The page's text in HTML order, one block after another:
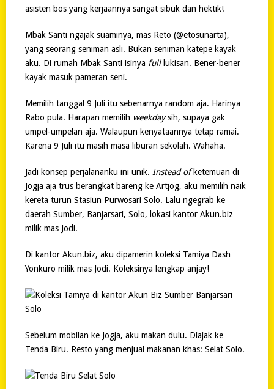
asisten bos yang kerjaannya sangat sibuk dan hektik!
Mbak Santi ngajak suaminya, mas Reto (@etosunarta),
yang seorang seniman asli. Bukan seniman katepe kayak
aku. Di rumah Mbak Santi isinya fulllukisan. Bener-bener
kayak masuk pameran seni.
Memilih tanggal 9 Juli itu sebenarnya random aja. Harinya
Rabo pula. Harapan memilih weekdaysih, supaya gak
umpel-umpelan aja. Walaupun kenyataannya tetap ramai.
Karena 9 Juli itu masih masa liburan sekolah. Wahaha.
Jadi konsep perjalananku ini unik. Instead ofketemuan di
Jogja aja trus berangkat bareng ke Artjog, aku memilih naik
kereta turun Stasiun Purwosari Solo. Lalu ngegrab ke
daerah Sumber, Banjarsari, Solo, lokasi kantor Akun.biz
milik mas Jodi.
Di kantor Akun.biz, aku dipamerin koleksi Tamiya Dash
Yonkuro milik mas Jodi. Koleksinya lengkap anjay!
Sebelum mobilan ke Jogja, aku makan dulu. Diajak ke
Tenda Biru. Resto yang menjual makanan khas: Selat Solo.